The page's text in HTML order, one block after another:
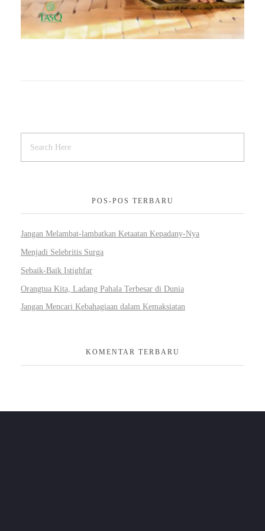
POS-POS TERBARU
Jangan Melambat-lambatkan Ketaatan Kepadany-Nya
Menjadi Selebritis Surga
Sebaik-Baik Istighfar
Orangtua Kita, Ladang Pahala Terbesar di Dunia
Jangan Mencari Kebahagiaan dalam Kemaksiatan
KOMENTAR TERBARU